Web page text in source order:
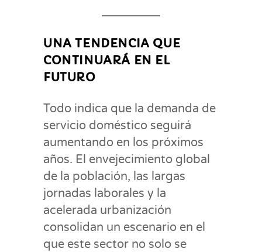
UNA TENDENCIA QUE
CONTINUARÁ EN EL
FUTURO
Todo indica que la demanda de
servicio doméstico seguirá
aumentando en los próximos
años. El envejecimiento global
de la población, las largas
jornadas laborales y la
acelerada urbanización
consolidan un escenario en el
que este sector no solo se